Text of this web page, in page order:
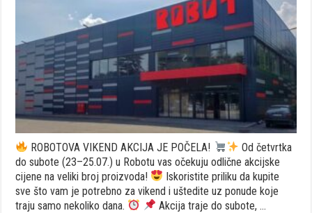
JE
POČELA!
ROBOTOVA VIKEND AKCIJA JE POČELA!
Od četvrtka
do subote (23–25.07.) u Robotu vas očekuju odlične akcijske
cijene na veliki broj proizvoda!
Iskoristite priliku da kupite
sve što vam je potrebno za vikend i uštedite uz ponude koje
traju samo nekoliko dana.
Akcija traje do subote, …